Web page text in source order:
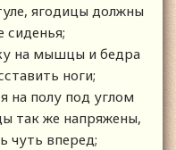
ягодицы должны
сиденья;
на мышцы и бедра
ноги;
на полу под углом
так же напряжены,
чуть вперед;